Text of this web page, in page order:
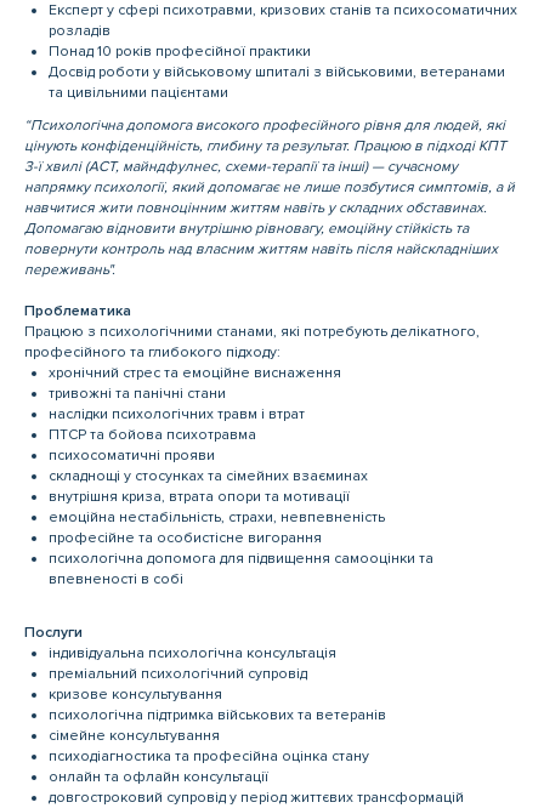
Експерт у сфері психотравми, кризових станів та психосоматичних
розладів
Понад 10 років професійної практики
Досвід роботи у військовому шпиталі з військовими, ветеранами
та цивільними пацієнтами
“Психологічна допомога високого професійного рівня для людей, які
цінують конфіденційність, глибину та результат. Працюю в підході КПТ
3-ї хвилі (ACT, майндфулнес, схеми-терапії та інші) — сучасному
напрямку психології, який допомагає не лише позбутися симптомів, а й
навчитися жити повноцінним життям навіть у складних обставинах.
Допомагаю відновити внутрішню рівновагу, емоційну стійкість та
повернути контроль над власним життям навіть після найскладніших
переживань".
Проблематика
Працюю з психологічними станами, які потребують делікатного,
професійного та глибокого підходу:
хронічний стрес та емоційне виснаження
тривожні та панічні стани
наслідки психологічних травм і втрат
ПТСР та бойова психотравма
психосоматичні прояви
складнощі у стосунках та сімейних взаєминах
внутрішня криза, втрата опори та мотивації
емоційна нестабільність, страхи, невпевненість
професійне та особистісне вигорання
психологічна допомога для підвищення самооцінки та
впевненості в собі
Послуги
індивідуальна психологічна консультація
преміальний психологічний супровід
кризове консультування
психологічна підтримка військових та ветеранів
сімейне консультування
психодіагностика та професійна оцінка стану
онлайн та офлайн консультації
довгостроковий супровід у період життєвих трансформацій